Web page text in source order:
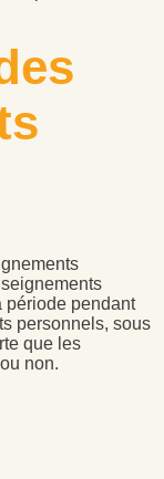
période pendant
personnels, sous
que les
non.